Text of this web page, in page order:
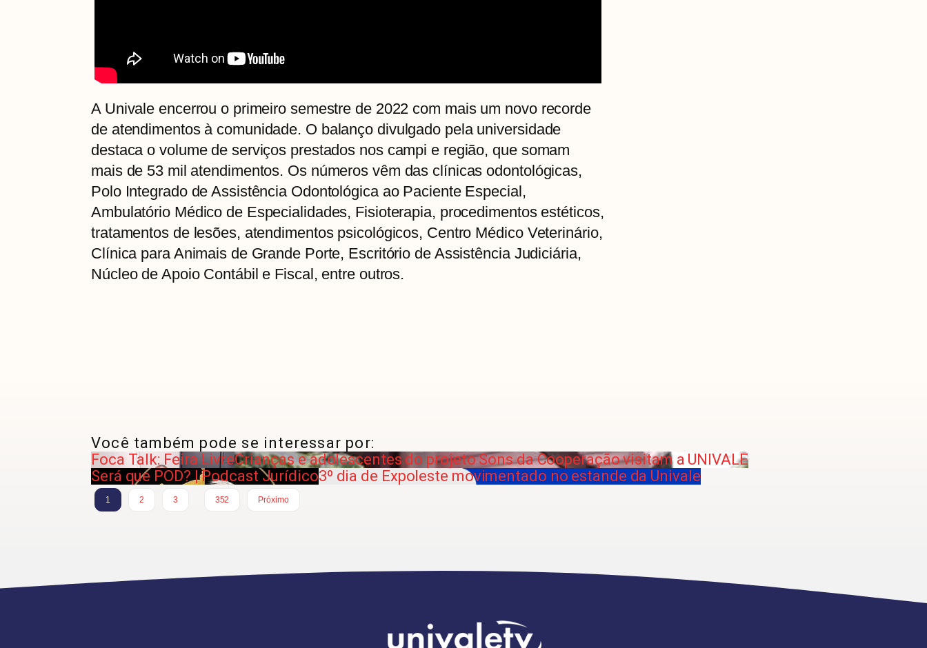
A Univale encerrou o primeiro semestre de 2022 com mais um novo recorde
de atendimentos à comunidade. O balanço divulgado pela universidade
destaca o volume de serviços prestados nos campi e região, que somam
mais de 53 mil atendimentos. Os números vêm das clínicas odontológicas,
Polo Integrado de Assistência Odontológica ao Paciente Especial,
Ambulatório Médico de Especialidades, Fisioterapia, procedimentos estéticos,
tratamentos de lesões, atendimentos psicológicos, Centro Médico Veterinário,
Clínica para Animais de Grande Porte, Escritório de Assistência Judiciária,
Núcleo de Apoio Contábil e Fiscal, entre outros.
Você também pode se interessar por:
Foca Talk: Feira LivreCrianças e adolescentes do projeto Sons da Cooperação visitam a UNIVALE
Será que POD? | Podcast Jurídico3º dia de Expoleste movimentado no estande da Univale
1 2 3
352
Próximo